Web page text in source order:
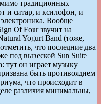
традиционных
и ситар, и ксилофон, и
Вообще
Of Four звучит на
Yogurt Band (тоже,
что последние два
под вывеской Sun Suite
тут он играет музыку
быть противоядием
что происходит в
различия минимальны,